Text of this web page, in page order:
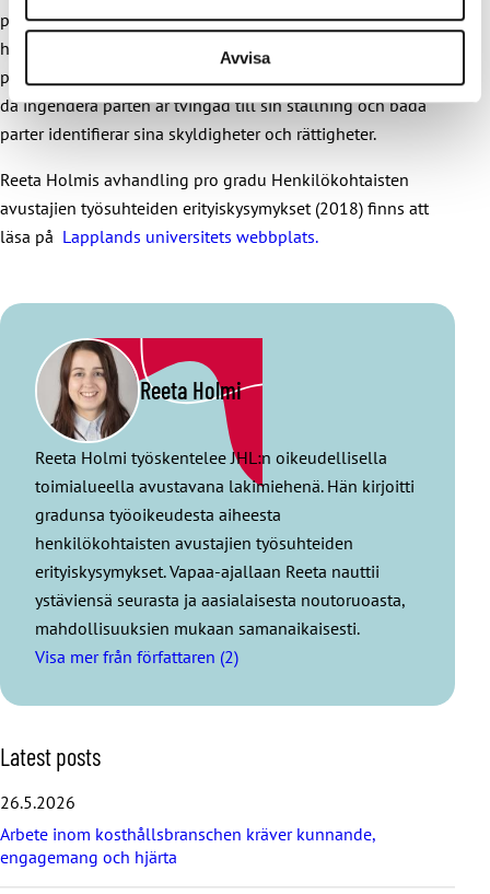
Avvisa
positiv inverkan på personlig assistans både ur den
hjälpbehövandes och de personliga assistenternas
perspektiv. Anställningsförhållandet är säkert meningsfullare
då ingendera parten är tvingad till sin ställning och båda
parter identifierar sina skyldigheter och rättigheter.
Reeta Holmis avhandling pro gradu Henkilökohtaisten
avustajien työsuhteiden erityiskysymykset (2018) finns att
läsa på Lapplands universitets webbplats.
Reeta Holmi
Reeta Holmi työskentelee JHL:n oikeudellisella
toimialueella avustavana lakimiehenä. Hän kirjoitti
gradunsa työoikeudesta aiheesta
henkilökohtaisten avustajien työsuhteiden
erityiskysymykset. Vapaa-ajallaan Reeta nauttii
ystäviensä seurasta ja aasialaisesta noutoruoasta,
mahdollisuuksien mukaan samanaikaisesti.
Visa mer från författaren (2)
S
k
i
p
l
a
t
Latest posts
26.5.2026
Arbete inom kosthållsbranschen kräver kunnande,
engagemang och hjärta